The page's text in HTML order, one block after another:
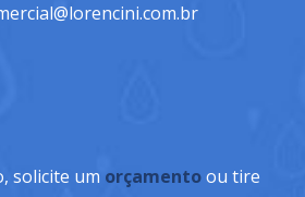
solicite um orçamentoou tire